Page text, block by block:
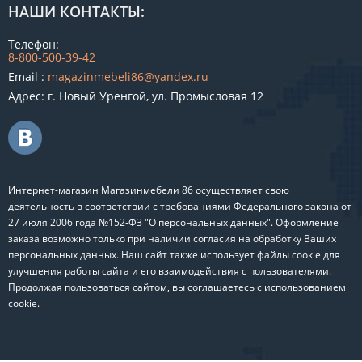
НАШИ КОНТАКТЫ:
Телефон:
8-800-500-39-42
Email : magazinmebeli86@yandex.ru
Адрес: г. Новый Уренгой, ул. Промысловая 12
Интернет-магазин Магазинмебели 86 осуществляет свою
деятельность в соответствии с требованиями Федерального закона от
27 июля 2006 года №152-ФЗ "О персональных данных". Оформление
заказа возможно только при наличии согласия на обработку Ваших
персональных данных. Наш сайт также использует файлы cookie для
улучшения работы сайта и его взаимодействия с пользователями.
Продолжая пользоваться сайтом, вы соглашаетесь с использованием
cookie.